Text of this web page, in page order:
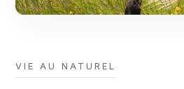
VIE AU NATUREL